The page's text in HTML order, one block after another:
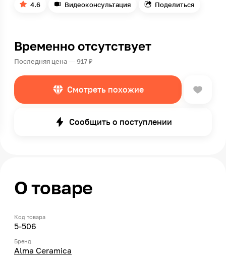
4.6 Видеоконсультация Поделиться
Временно отсутствует
Последняя цена — 917 ₽
Смотреть похожие
Сообщить о поступлении
О товаре
Код товара
5-506
Бренд
Alma Ceramica